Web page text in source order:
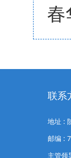
联系
地址 :
邮编 :
主管